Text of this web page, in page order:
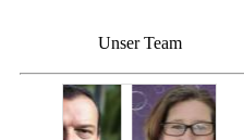
Unser Team